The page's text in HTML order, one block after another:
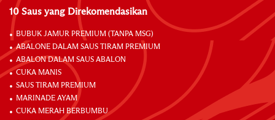
10 Saus yang Direkomendasikan
BUBUK JAMUR PREMIUM (TANPA MSG)
ABALONE DALAM SAUS TIRAM PREMIUM
ABALON DALAM SAUS ABALON
CUKA MANIS
SAUS TIRAM PREMIUM
MARINADE AYAM
CUKA MERAH BERBUMBU